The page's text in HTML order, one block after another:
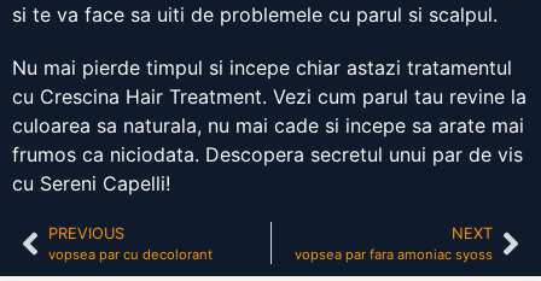
si te va face sa uiti de problemele cu parul si scalpul.
Nu mai pierde timpul si incepe chiar astazi tratamentul
cu Crescina Hair Treatment. Vezi cum parul tau revine la
culoarea sa naturala, nu mai cade si incepe sa arate mai
frumos ca niciodata. Descopera secretul unui par de vis
cu Sereni Capelli!
PREVIOUS
vopsea par cu decolorant
NEXT
vopsea par fara amoniac syoss